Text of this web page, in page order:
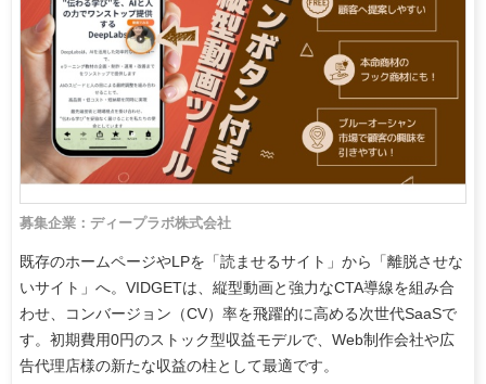
募集企業：ディープラボ株式会社
既存のホームページやLPを「読ませるサイト」から「離脱させな
いサイト」へ。VIDGETは、縦型動画と強力なCTA導線を組み合
わせ、コンバージョン（CV）率を飛躍的に高める次世代SaaSで
す。初期費用0円のストック型収益モデルで、Web制作会社や広
告代理店様の新たな収益の柱として最適です。